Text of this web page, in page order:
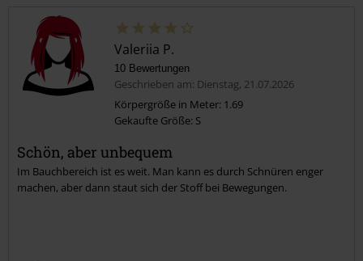
Valeriia P.
10 Bewertungen
Geschrieben am: Dienstag, 21.07.2026
Körpergröße in Meter: 1.69
Gekaufte Größe: S
Schön, aber unbequem
Im Bauchbereich ist es weit. Man kann es durch Schnüren enger
machen, aber dann staut sich der Stoff bei Bewegungen.